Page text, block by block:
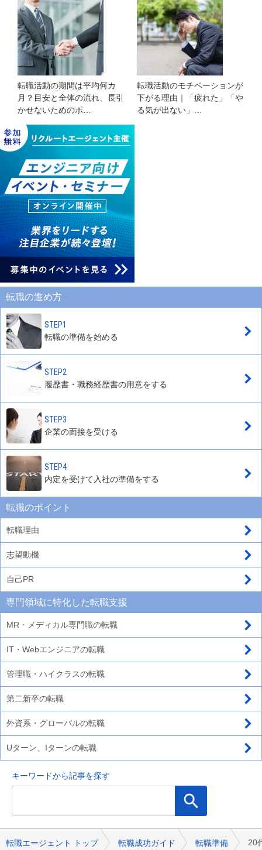
転職活動の期間は平均何カ
月？目安と全体の流れ、長引
かせないためのポ…
転職活動のモチベーションが
下がる理由｜「疲れた」「や
る気が出ない」…
転職の進め方
STEP1
転職の準備を始める
STEP2
履歴書・職務経歴書の用意をする
STEP3
企業の面接を受ける
STEP4
内定を受けて入社の準備をする
転職のポイント
転職理由
志望動機
自己PR
専門領域に特化した転職支援
MR・メディカル専門職の転職
IT・Webエンジニアの転職
管理職・ハイクラスの転職
第二新卒の転職
外資系・グローバルの転職
Uターン、Iターンの転職
キーワードから記事を探す
転職エージェント トップ 転職成功ガイド 転職準備 20